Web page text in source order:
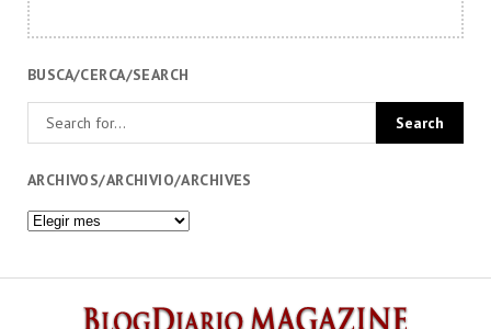
BUSCA/CERCA/SEARCH
ARCHIVOS/ARCHIVIO/ARCHIVES
Archivos/Archivio/Archives